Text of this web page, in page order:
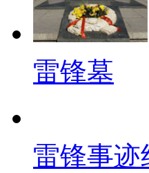
雷锋墓
雷锋事迹